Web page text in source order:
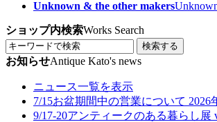
Unknown & the other makers
ショップ内検索Works Search
検索する
お知らせAntique Kato's news
ニュース一覧を表示
7/15お盆期間中の営業について 2026
9/17-20アンティークのある暮らし展